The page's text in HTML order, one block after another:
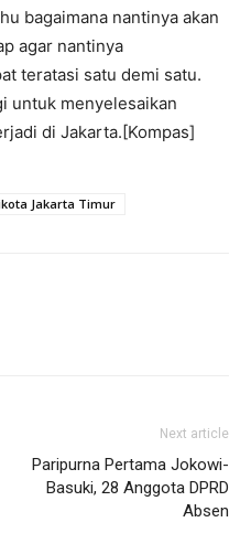
bagaimana nantinya akan
agar nantinya
teratasi satu demi satu.
untuk menyelesaikan
di Jakarta.[Kompas]
Jakarta Timur
Next article
Paripurna Pertama Jokowi-
Basuki, 28 Anggota DPRD
Absen